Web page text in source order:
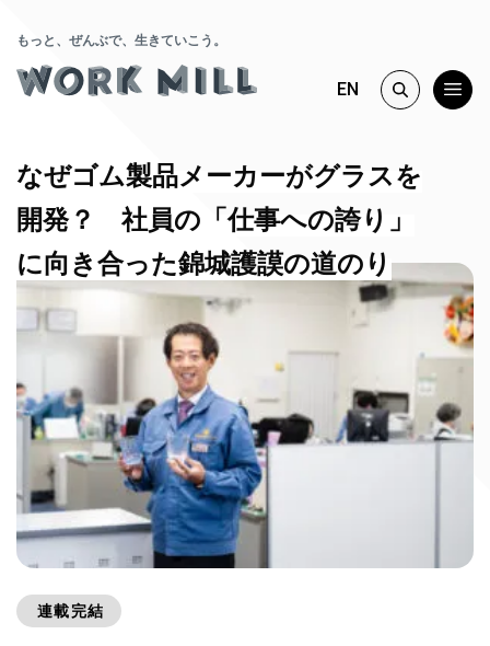
もっと、ぜんぶで、生きていこう。
EN
なぜゴム製品メーカーがグラスを
開発？ 社員の「仕事への誇り」
に向き合った錦城護謨の道のり
連載完結